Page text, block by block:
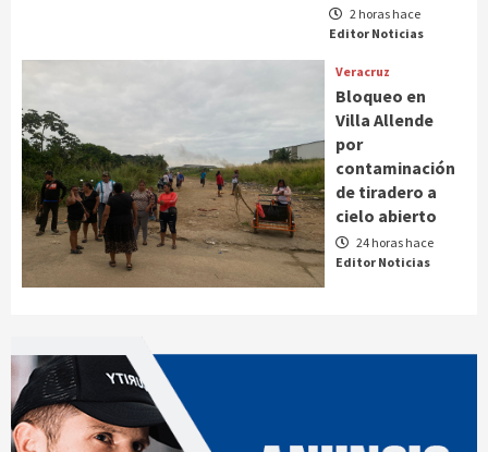
2 horas hace
Editor Noticias
Veracruz
Bloqueo en
Villa Allende
por
contaminación
de tiradero a
cielo abierto
24 horas hace
Editor Noticias